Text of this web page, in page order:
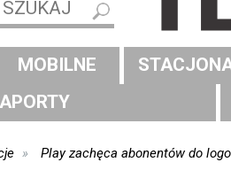
MOBILNE
Play zachęca abonentów do